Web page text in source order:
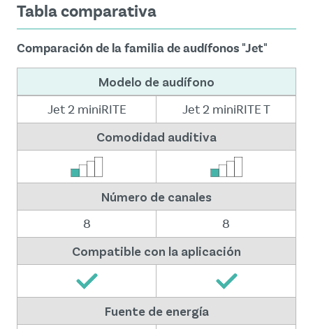
Tabla comparativa
Comparación de la familia de audífonos "Jet"
Modelo de audífono
Jet 2 miniRITE
Jet 2 miniRITE T
Comodidad auditiva
Número de canales
8
8
Compatible con la aplicación
Fuente de energía